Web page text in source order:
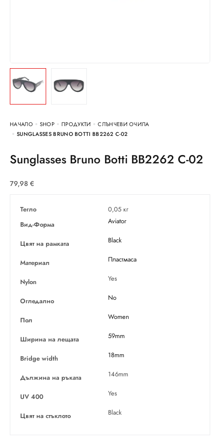
НАЧАЛО SHOP ПРОДУКТИ
СЛЪНЧЕВИ ОЧИЛА
SUNGLASSES BRUNO BOTTI BB2262 C-02
Sunglasses Bruno Botti BB2262 C-02
79,98 €
Тегло
0,05 кг
Вид-Форма
Aviator
Цвят на рамката Black
Материал Пластмаса
Nylon Yes
Огледално No
Пол Women
Ширина на лещата 59mm
Bridge width 18mm
Дължина на ръката 146mm
UV 400 Yes
Цвят на стъклото Black